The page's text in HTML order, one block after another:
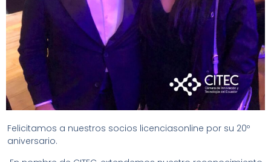
Felicitamos a nuestros socios licenciasonline por su 20º
aniversario.